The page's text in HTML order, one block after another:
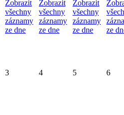
Zobrazit
všechny
záznamy
ze dne
Zobrazit
všechny
záznamy
ze dne
Zobrazit
všechny
záznamy
ze dne
ze
3 4 5 6